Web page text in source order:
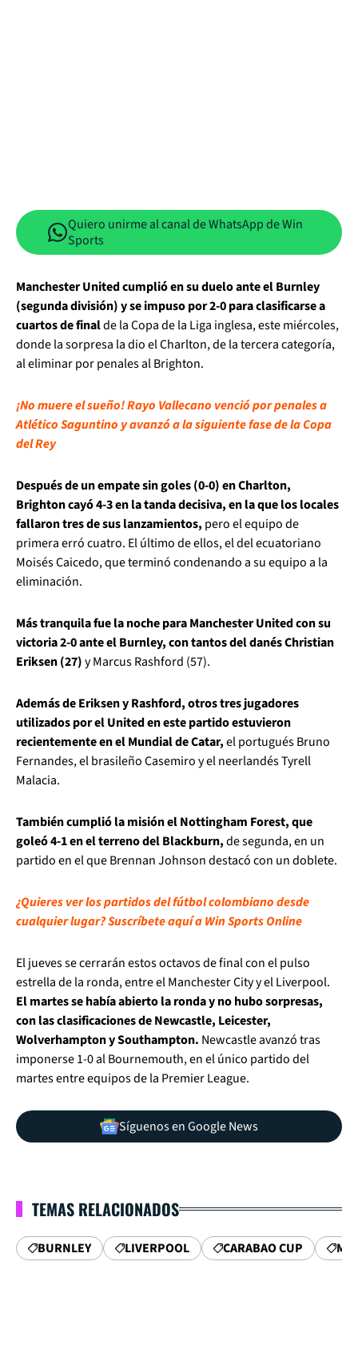
Quiero unirme al canal de WhatsApp de Win
Sports
Manchester United cumplió en su duelo ante el Burnley
(segunda división) y se impuso por 2-0 para clasificarse a
cuartos de finalde la Copa de la Liga inglesa, este miércoles,
donde la sorpresa la dio el Charlton, de la tercera categoría,
al eliminar por penales al Brighton.
¡No muere el sueño! Rayo Vallecano venció por penales a
Atlético Saguntino y avanzó a la siguiente fase de la Copa
del Rey
Después de un empate sin goles (0-0) en Charlton,
Brighton cayó 4-3 en la tanda decisiva, en la que los locales
fallaron tres de sus lanzamientos, pero el equipo de
primera erró cuatro. El último de ellos, el del ecuatoriano
Moisés Caicedo, que terminó condenando a su equipo a la
eliminación.
Más tranquila fue la noche para Manchester United con su
victoria 2-0 ante el Burnley, con tantos del danés Christian
Eriksen (27)y Marcus Rashford (57).
Además de Eriksen y Rashford, otros tres jugadores
utilizados por el United en este partido estuvieron
recientemente en el Mundial de Catar,el portugués Bruno
Fernandes, el brasileño Casemiro y el neerlandés Tyrell
Malacia.
También cumplió la misión el Nottingham Forest, que
goleó 4-1 en el terreno del Blackburn,de segunda, en un
partido en el que Brennan Johnson destacó con un doblete.
¿Quieres ver los partidos del fútbol colombiano desde
cualquier lugar? Suscríbete aquí a Win Sports Online
El jueves se cerrarán estos octavos de final con el pulso
estrella de la ronda, entre el Manchester City y el Liverpool.
El martes se había abierto la ronda y no hubo sorpresas,
con las clasificaciones de Newcastle, Leicester,
Wolverhampton y Southampton. Newcastle avanzó tras
imponerse 1-0 al Bournemouth, en el único partido del
martes entre equipos de la Premier League.
Síguenos en Google News
TEMAS RELACIONADOS
BURNLEY LIVERPOOL CARABAO CUP